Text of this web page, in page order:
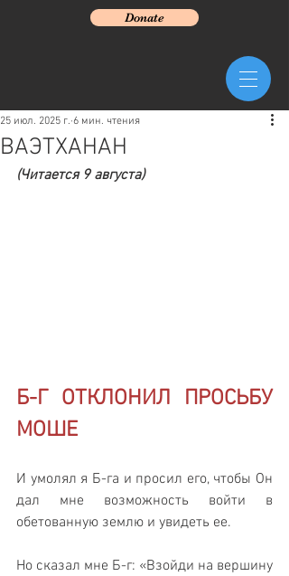
Donate
ВАЭТХАНАН
25 июл. 2025 г. 6 мин. чтения
(Читается 9 августа)
Б-Г ОТКЛОНИЛ ПРОСЬБУ
МОШЕ
И умолял я Б-га и просил его, чтобы Он
дал мне возможность войти в
обетованную землю и увидеть ее.
Но сказал мне Б-г: «Взойди на вершину